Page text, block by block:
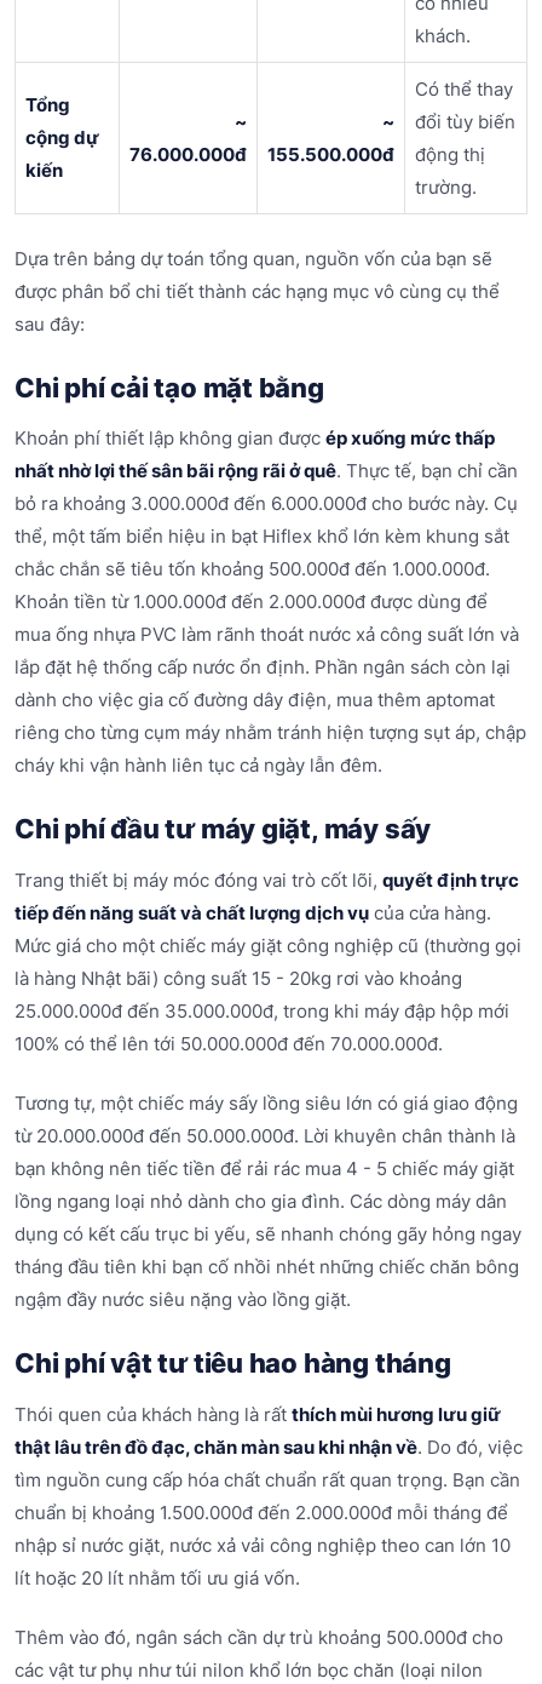
khách.
Tổng
cộng dự
kiến
~
76.000.000đ
~
155.500.000đ
Có thể thay
đổi tùy biến
động thị
trường.
Dựa trên bảng dự toán tổng quan, nguồn vốn của bạn sẽ
được phân bổ chi tiết thành các hạng mục vô cùng cụ thể
sau đây:
Chi phí cải tạo mặt bằng
Khoản phí thiết lập không gian được ép xuống mức thấp
nhất nhờ lợi thế sân bãi rộng rãi ở quê. Thực tế, bạn chỉ cần
bỏ ra khoảng 3.000.000đ đến 6.000.000đ cho bước này. Cụ
thể, một tấm biển hiệu in bạt Hiflex khổ lớn kèm khung sắt
chắc chắn sẽ tiêu tốn khoảng 500.000đ đến 1.000.000đ.
Khoản tiền từ 1.000.000đ đến 2.000.000đ được dùng để
mua ống nhựa PVC làm rãnh thoát nước xả công suất lớn và
lắp đặt hệ thống cấp nước ổn định. Phần ngân sách còn lại
dành cho việc gia cố đường dây điện, mua thêm aptomat
riêng cho từng cụm máy nhằm tránh hiện tượng sụt áp, chập
cháy khi vận hành liên tục cả ngày lẫn đêm.
Chi phí đầu tư máy giặt, máy sấy
Trang thiết bị máy móc đóng vai trò cốt lõi, quyết định trực
tiếp đến năng suất và chất lượng dịch vụ của cửa hàng.
Mức giá cho một chiếc máy giặt công nghiệp cũ (thường gọi
là hàng Nhật bãi) công suất 15 - 20kg rơi vào khoảng
25.000.000đ đến 35.000.000đ, trong khi máy đập hộp mới
100% có thể lên tới 50.000.000đ đến 70.000.000đ.
Tương tự, một chiếc máy sấy lồng siêu lớn có giá giao động
từ 20.000.000đ đến 50.000.000đ. Lời khuyên chân thành là
bạn không nên tiếc tiền để rải rác mua 4 - 5 chiếc máy giặt
lồng ngang loại nhỏ dành cho gia đình. Các dòng máy dân
dụng có kết cấu trục bi yếu, sẽ nhanh chóng gãy hỏng ngay
tháng đầu tiên khi bạn cố nhồi nhét những chiếc chăn bông
ngậm đầy nước siêu nặng vào lồng giặt.
Chi phí vật tư tiêu hao hàng tháng
Thói quen của khách hàng là rất thích mùi hương lưu giữ
thật lâu trên đồ đạc, chăn màn sau khi nhận về. Do đó, việc
tìm nguồn cung cấp hóa chất chuẩn rất quan trọng. Bạn cần
chuẩn bị khoảng 1.500.000đ đến 2.000.000đ mỗi tháng để
nhập sỉ nước giặt, nước xả vải công nghiệp theo can lớn 10
lít hoặc 20 lít nhằm tối ưu giá vốn.
Thêm vào đó, ngân sách cần dự trù khoảng 500.000đ cho
các vật tư phụ như túi nilon khổ lớn bọc chăn (loại nilon